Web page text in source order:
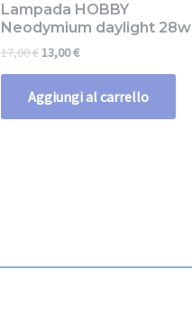
Lampada HOBBY
Neodymium daylight 28w
17,00€13,00€
Aggiungi al carrello